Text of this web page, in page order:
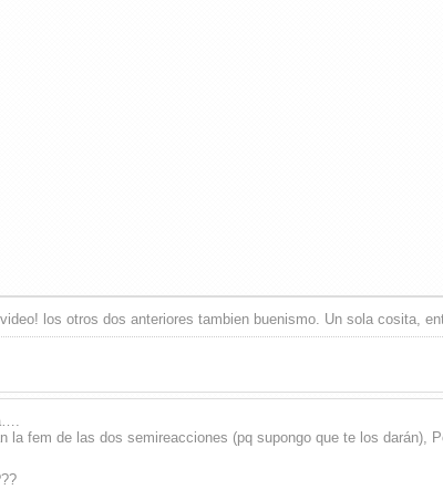
los otros dos anteriores tambien buenismo. Un sola cosita,
la fem de las dos semireacciones (pq supongo que te los darán),